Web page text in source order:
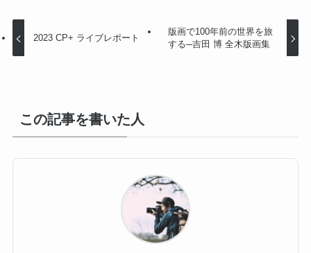
2023 CP+ ライブレポート
版画で100年前の世界を旅
する─吉田 博 全木版画集
この記事を書いた人